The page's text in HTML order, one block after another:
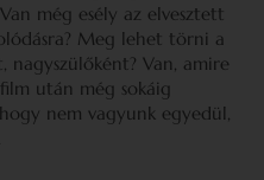
még esély az elvesztett
Meg lehet törni a
nagyszülőként? Van, amire
után még sokáig
nem vagyunk egyedül,